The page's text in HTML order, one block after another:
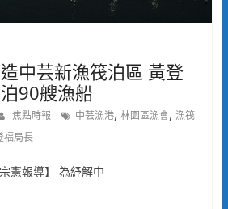
中芸新漁筏泊區 黃登
90艘漁船
焦點時報 中芸漁港, 林園區漁會, 漁筏
福局長
憲報導】 為紓解中